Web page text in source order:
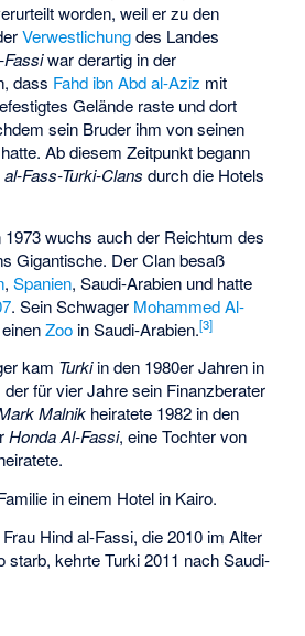
worden, weil er zu den
Verwestlichungdes Landes
Fassiwar derartig in der
dass Fahd ibn Abd al-Aziz mit
Gelände raste und dort
sein Bruder ihm von seinen
Ab diesem Zeitpunkt begann
al-Fass-Turki-Clans durch die Hotels
1973 wuchs auch der Reichtum des
Gigantische. Der Clan besaß
,Spanien, Saudi-Arabien und hatte
. Sein Schwager Mohammed Al-
einenZoo in Saudi-Arabien.[3]
kam Turkiin den 1980er Jahren in
der für vier Jahre sein Finanzberater
Malnik heiratete 1982 in den
Honda Al-Fassi, eine Tochter von
in einem Hotel in Kairo.
Hind al-Fassi, die 2010 im Alter
starb, kehrte Turki 2011 nach Saudi-